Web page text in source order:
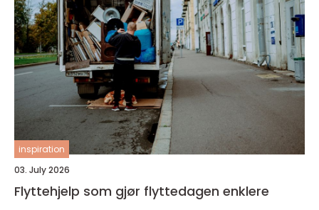
inspiration
03. July 2026
Flyttehjelp som gjør flyttedagen enklere